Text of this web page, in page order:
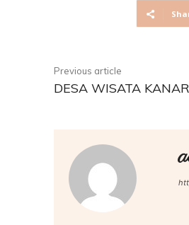
Previous article
DESA WISATA